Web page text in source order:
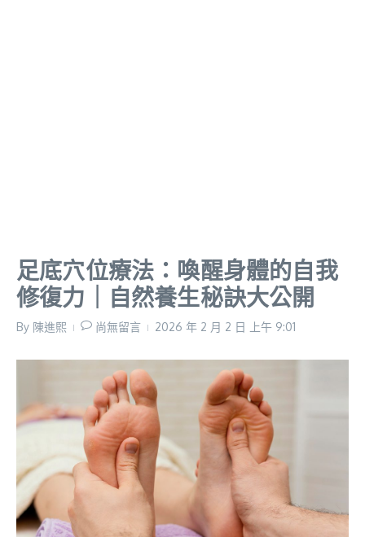
足底穴位療法：喚醒身體的自我
修復力｜自然養生秘訣大公開
By 陳進𤋮 尚無留言 2026 年 2 月 2 日 上午 9:01